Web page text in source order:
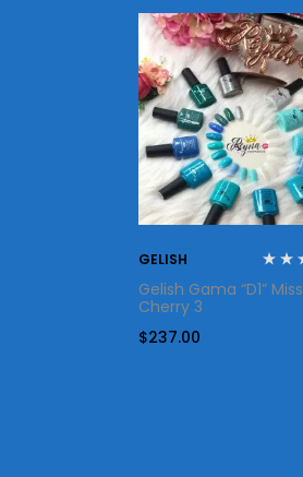
GELISH
Gelish Gama “D1” Miss
Cherry 3
$237.00